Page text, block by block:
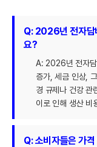
Q: 2026년 전자담
요?
A: 2026년 전자담
증가, 세금 인상,
경 규제나 건강 관
이로 인해 생산 비
Q: 소비자들은 가